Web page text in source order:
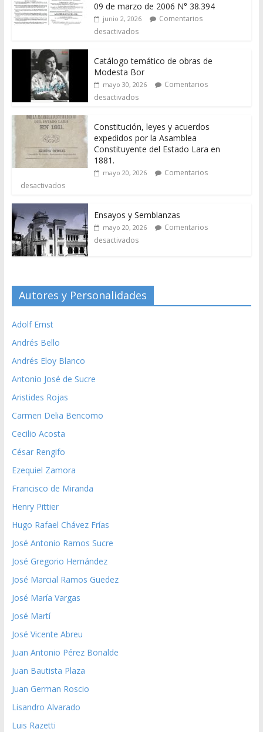
09 de marzo de 2006 N° 38.394
junio 2, 2026
Comentarios
desactivados
Catálogo temático de obras de
Modesta Bor
mayo 30, 2026
Comentarios
desactivados
Constitución, leyes y acuerdos
expedidos por la Asamblea
Constituyente del Estado Lara en
1881.
mayo 20, 2026
Comentarios
desactivados
Ensayos y Semblanzas
mayo 20, 2026
Comentarios
desactivados
Autores y Personalidades
Adolf Ernst
Andrés Bello
Andrés Eloy Blanco
Antonio José de Sucre
Aristides Rojas
Carmen Delia Bencomo
Cecilio Acosta
César Rengifo
Ezequiel Zamora
Francisco de Miranda
Henry Pittier
Hugo Rafael Chávez Frías
José Antonio Ramos Sucre
José Gregorio Hernández
José Marcial Ramos Guedez
José María Vargas
José Martí
José Vicente Abreu
Juan Antonio Pérez Bonalde
Juan Bautista Plaza
Juan German Roscio
Lisandro Alvarado
Luis Razetti